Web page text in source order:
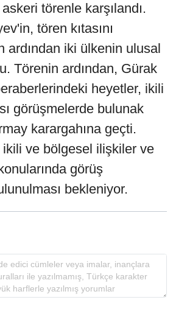
törenle karşılandı.
tören kıtasını
ardından iki ülkenin ulusal
Törenin ardından, Gürak
heyetler, ikili
görüşmelerde bulunak
karargahına geçti.
ve bölgesel ilişkiler ve
görüş
bekleniyor.